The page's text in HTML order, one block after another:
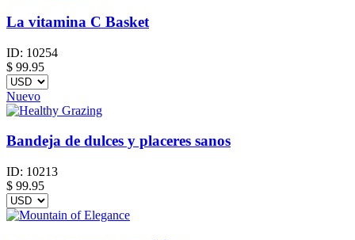
La vitamina C Basket
ID: 10254
$ 99.95
Nuevo
Bandeja de dulces y placeres sanos
ID: 10213
$ 99.95